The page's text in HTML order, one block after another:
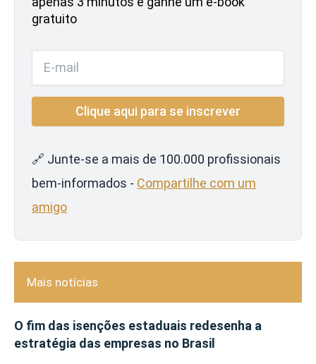
gratuito
🔗 Junte-se a mais de 100.000 profissionais
bem-informados - Compartilhe com um
amigo
Mais notícias
O fim das isenções estaduais redesenha a
estratégia das empresas no Brasil